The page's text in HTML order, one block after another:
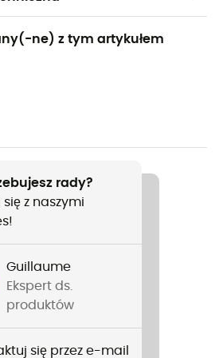
ne) z tym artykułem
rady?
z naszymi
Guillaume
Ekspert ds.
produktów
się przez e-mail